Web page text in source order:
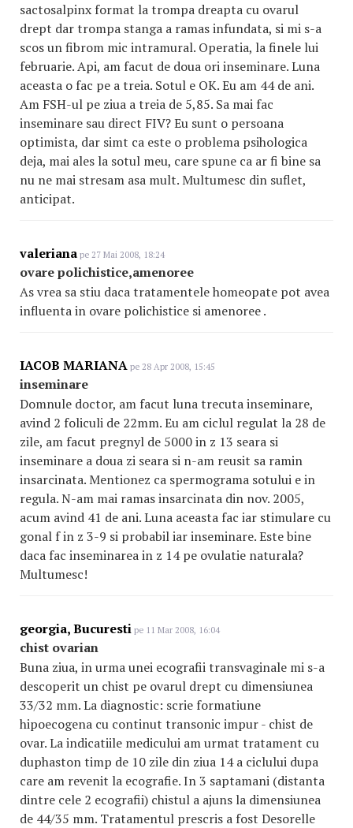
sactosalpinx format la trompa dreapta cu ovarul
drept dar trompa stanga a ramas infundata, si mi s-a
scos un fibrom mic intramural. Operatia, la finele lui
februarie. Api, am facut de doua ori inseminare. Luna
aceasta o fac pe a treia. Sotul e OK. Eu am 44 de ani.
Am FSH-ul pe ziua a treia de 5,85. Sa mai fac
inseminare sau direct FIV? Eu sunt o persoana
optimista, dar simt ca este o problema psihologica
deja, mai ales la sotul meu, care spune ca ar fi bine sa
nu ne mai stresam asa mult. Multumesc din suflet,
anticipat.
valeriana pe 27 Mai 2008, 18:24
ovare polichistice,amenoree
As vrea sa stiu daca tratamentele homeopate pot avea
influenta in ovare polichistice si amenoree .
IACOB MARIANA pe 28 Apr 2008, 15:45
inseminare
Domnule doctor, am facut luna trecuta inseminare,
avind 2 foliculi de 22mm. Eu am ciclul regulat la 28 de
zile, am facut pregnyl de 5000 in z 13 seara si
inseminare a doua zi seara si n-am reusit sa ramin
insarcinata. Mentionez ca spermograma sotului e in
regula. N-am mai ramas insarcinata din nov. 2005,
acum avind 41 de ani. Luna aceasta fac iar stimulare cu
gonal f in z 3-9 si probabil iar inseminare. Este bine
daca fac inseminarea in z 14 pe ovulatie naturala?
Multumesc!
georgia, Bucuresti pe 11 Mar 2008, 16:04
chist ovarian
Buna ziua, in urma unei ecografii transvaginale mi s-a
descoperit un chist pe ovarul drept cu dimensiunea
33/32 mm. La diagnostic: scrie formatiune
hipoecogena cu continut transonic impur - chist de
ovar. La indicatiile medicului am urmat tratament cu
duphaston timp de 10 zile din ziua 14 a ciclului dupa
care am revenit la ecografie. In 3 saptamani (distanta
dintre cele 2 ecografii) chistul a ajuns la dimensiunea
de 44/35 mm. Tratamentul prescris a fost Desorelle